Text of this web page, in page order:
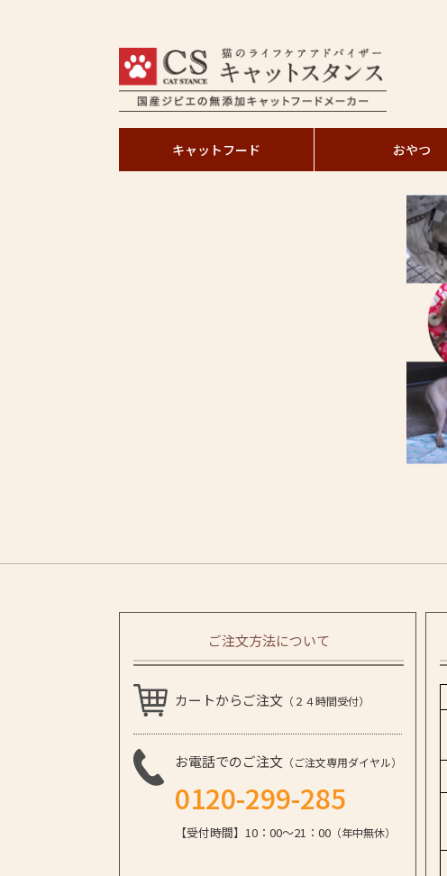
キャットフード おやつ
ご注文方法について
カートからご注文 （２４時間受付）
お電話でのご注文 （ご注文専用ダイヤル）
0120-299-285
【受付時間】10：00～21：00 （年中無休）